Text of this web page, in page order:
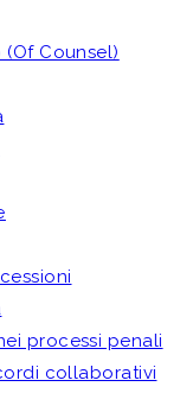
(Of Counsel)
processi penali
collaborativi